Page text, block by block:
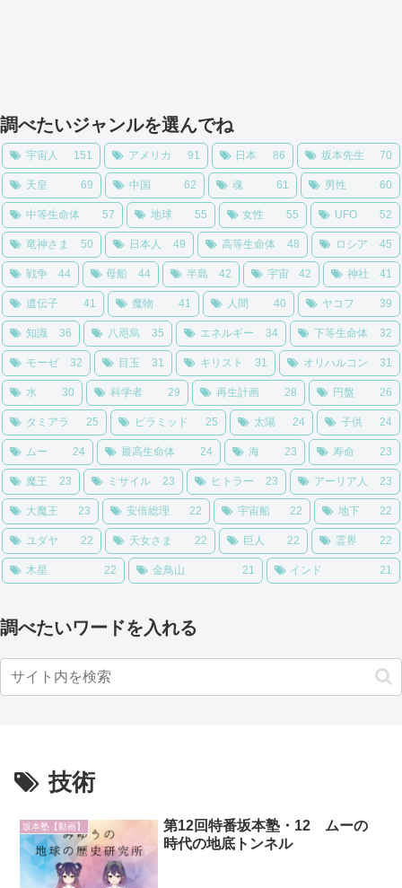
調べたいジャンルを選んでね
宇宙人 151 アメリカ 91 日本 86 坂本先生 70
天皇 69 中国 62 魂 61 男性 60
中等生命体 57 地球 55 女性 55 UFO 52
竜神さま 50 日本人 49 高等生命体 48 ロシア 45
戦争 44 母船 44 半島 42 宇宙 42 神社 41
遺伝子 41 魔物 41 人間 40 ヤコフ 39
知識 36 八咫烏 35 エネルギー 34 下等生命体 32
モーゼ 32 目玉 31 キリスト 31 オリハルコン 31
水 30 科学者 29 再生計画 28 円盤 26
タミアラ 25 ピラミッド 25 太陽 24 子供 24
ムー 24 最高生命体 24 海 23 寿命 23
魔王 23 ミサイル 23 ヒトラー 23 アーリア人 23
大魔王 23 安倍総理 22 宇宙船 22 地下 22
ユダヤ 22 天女さま 22 巨人 22 霊界 22
木星 22 金鳥山 21 インド 21
調べたいワードを入れる
技術
坂本塾【動画】
第12回特番坂本塾・12 ムーの
時代の地底トンネル